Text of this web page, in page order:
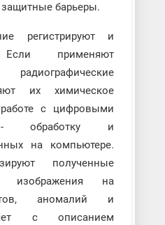
барьеры.
регистрируют и
Если применяют
их химическое
с цифровыми
- обработку и
на компьютере.
полученные
изображения на
аномалий и
с описанием